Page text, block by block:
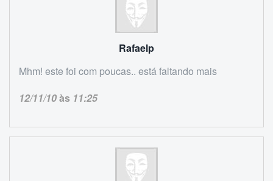
Rafaelp
Mhm! este foi com poucas.. está faltando mais
12/11/10às 11:25